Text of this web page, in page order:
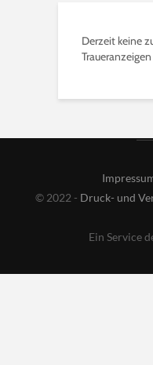
Derzeit keine
© 2022 - Druck- und
Ein Service